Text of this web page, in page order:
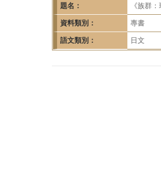
題名： 《族群
資料類別： 專書
語文類別： 日文